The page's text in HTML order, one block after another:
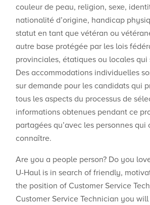
couleur de peau, religion, sexe,
nationalité d’origine, handicap
statut en tant que vétéran ou
autre base protégée par les lois
provinciales, étatiques ou locales qui
Des accommodations individuelles
sur demande pour les candidats qui
tous les aspects du processus de
informations obtenues pendant ce
partagées qu’avec les personnes qui
connaître.
Are you a people person? Do you
U-Haul is in search of friendly,
the position of Customer Service
Customer Service Technician you